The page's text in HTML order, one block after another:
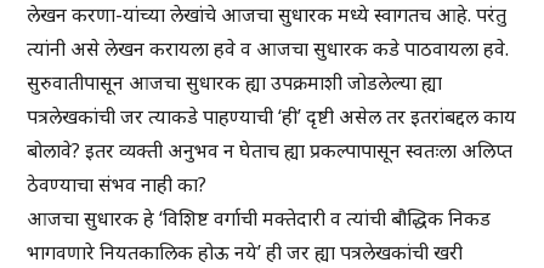
लेखन करणा-यांच्या लेखांचे आजचा सुधारक मध्ये स्वागतच आहे. परंतु
त्यांनी असे लेखन करायला हवे व आजचा सुधारक कडे पाठवायला हवे.
सुरुवातीपासून आजचा सुधारक ह्या उपक्रमाशी जोडलेल्या ह्या
पत्रलेखकांची जर त्याकडे पाहण्याची ‘ही’ दृष्टी असेल तर इतरांबद्दल काय
बोलावे? इतर व्यक्ती अनुभव न घेताच ह्या प्रकल्पापासून स्वतःला अलिप्त
ठेवण्याचा संभव नाही का?
आजचा सुधारक हे ‘विशिष्ट वर्गाची मक्तेदारी व त्यांची बौद्धिक निकड
भागवणारे नियतकालिक होऊ नये’ ही जर ह्या पत्रलेखकांची खरी